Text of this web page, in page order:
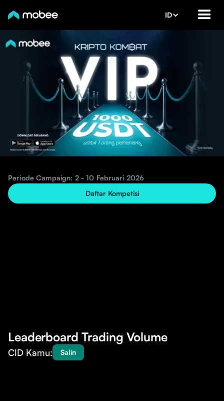
ID
Periode Campaign: 2 - 10 Februari 2026
Leaderboard Trading Volume
CID Kamu: Salin